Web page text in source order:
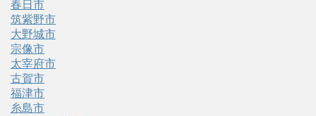
春日市
筑紫野市
大野城市
宗像市
太宰府市
古賀市
福津市
糸島市